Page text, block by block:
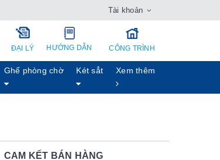
Tài khoản
ĐẠI LÝ HƯỚNG DẪN CÔNG TRÌNH
Ghế phòng chờ Két sẳt Xem thêm
CAM KẾT BÁN HÀNG